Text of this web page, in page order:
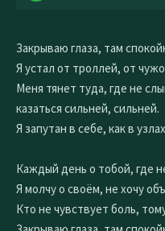
Закрываю глаза, там
Я устал от троллей, от
Меня тянет туда, где не
казаться сильней, сильней.
Я запутан в себе, как в
Каждый день о тобой, где
Я молчу о своём, не хочу
Кто не чувствует боль,